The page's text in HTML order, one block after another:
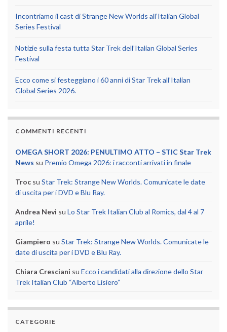
Incontriamo il cast di Strange New Worlds all’Italian Global
Series Festival
Notizie sulla festa tutta Star Trek dell’Italian Global Series
Festival
Ecco come si festeggiano i 60 anni di Star Trek all’Italian
Global Series 2026.
COMMENTI RECENTI
OMEGA SHORT 2026: PENULTIMO ATTO – STIC Star Trek
News su Premio Omega 2026: i racconti arrivati in finale
Troc su Star Trek: Strange New Worlds. Comunicate le date
di uscita per i DVD e Blu Ray.
Andrea Nevi su Lo Star Trek Italian Club al Romics, dal 4 al 7
aprile!
Giampiero su Star Trek: Strange New Worlds. Comunicate le
date di uscita per i DVD e Blu Ray.
Chiara Cresciani su Ecco i candidati alla direzione dello Star
Trek Italian Club “Alberto Lisiero”
CATEGORIE